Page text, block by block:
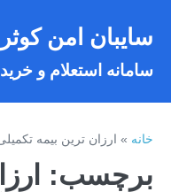
سایبان امن کوثر
سامانه استعلام و خرید
خانه»ارزان ترین بیمه تکمیلی
برچسب: